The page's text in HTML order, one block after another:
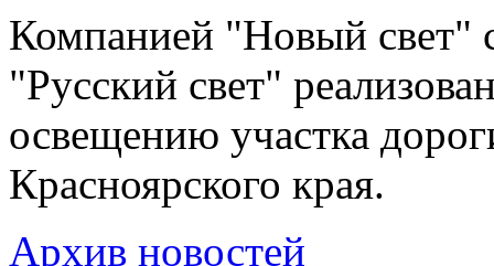
Компанией "Новый свет"
"Русский свет"
освещению участка
Красноярского края.
Архив новостей